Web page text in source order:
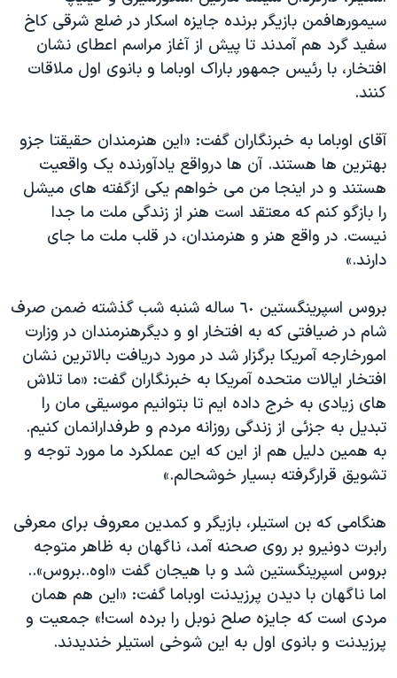
سیمورهافمن بازیگر برنده جایزه اسکار در ضلع شرقی کاخ
سفید گرد هم آمدند تا پیش از آغاز مراسم اعطای نشان
افتخار، با رئیس جمهور باراک اوباما و بانوی اول ملاقات
کنند.
آقای اوباما به خبرنگاران گفت: «این هنرمندان حقیقتا جزو
بهترین ها هستند. آن ها درواقع یادآورنده یک واقعیت
هستند و در اینجا من می خواهم یکی ازگفته های میشل
را بازگو کنم که معتقد است هنر از زندگی ملت ما جدا
نیست. در واقع هنر و هنرمندان، در قلب ملت ما جای
دارند.»
بروس اسپرینگستین ٦٠ ساله شنبه شب گذشته ضمن صرف
شام در ضیافتی که به افتخار او و دیگرهنرمندان در وزارت
امورخارجه آمریکا برگزار شد در مورد دریافت بالاترین نشان
افتخار ایالات متحده آمریکا به خبرنگاران گفت: «ما تلاش
های زیادی به خرج داده ایم تا بتوانیم موسیقی مان را
تبدیل به جزئی از زندگی روزانه مردم و طرفدارانمان کنیم.
به همین دلیل هم از این که این عملکرد ما مورد توجه و
تشویق قرارگرفته بسیار خوشحالم.»
هنگامی که بن استیلر، بازیگر و کمدین معروف برای معرفی
رابرت دونیرو بر روی صحنه آمد، ناگهان به ظاهر متوجه
بروس اسپرینگستین شد و با هیجان گفت «اوه..بروس»..
اما ناگهان با دیدن پرزیدنت اوباما گفت: «این هم همان
مردی است که جایزه صلح نوبل را برده است!» جمعیت و
پرزیدنت و بانوی اول به این شوخی استیلر خندیدند.